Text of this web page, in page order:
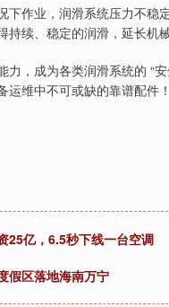
作业，润滑系统压力不稳
续、稳定的润滑，延长机
，成为各类润滑系统的 “
维中不可或缺的靠谱配件！
25亿，6.5秒下线一台空调
假区落地海南万宁